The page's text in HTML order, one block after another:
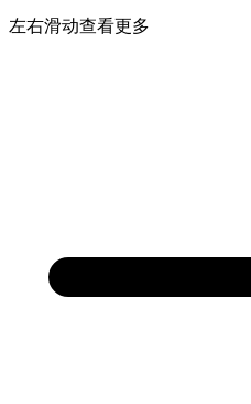
左右滑动查看更多